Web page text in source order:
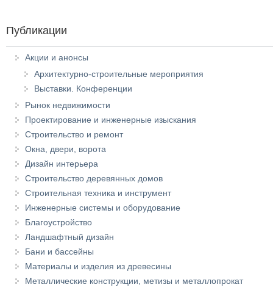
Публикации
Акции и анонсы
Архитектурно-строительные мероприятия
Выставки. Конференции
Рынок недвижимости
Проектирование и инженерные изыскания
Строительство и ремонт
Окна, двери, ворота
Дизайн интерьера
Строительство деревянных домов
Строительная техника и инструмент
Инженерные системы и оборудование
Благоустройство
Ландшафтный дизайн
Бани и бассейны
Материалы и изделия из древесины
Металлические конструкции, метизы и металлопрокат